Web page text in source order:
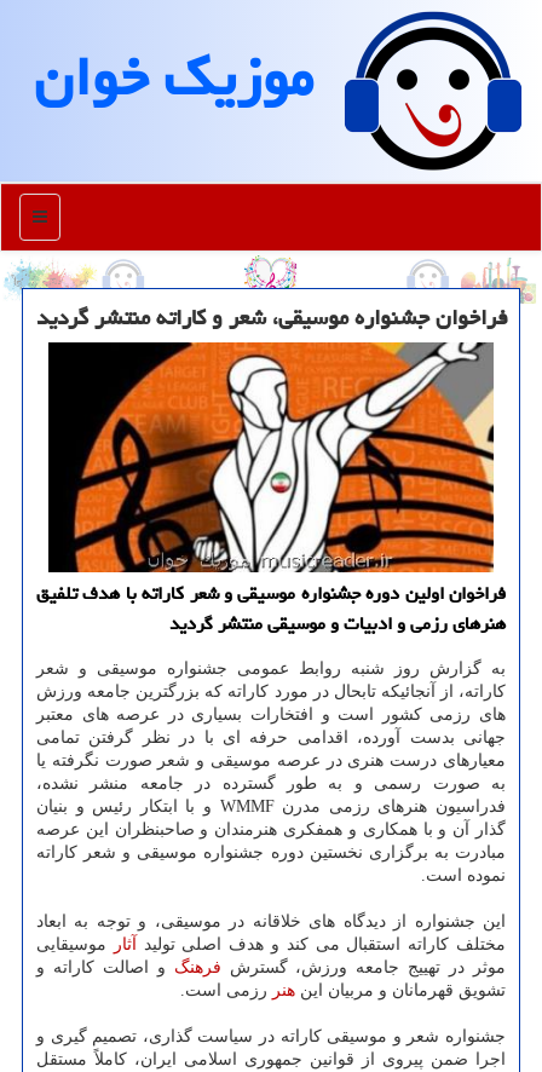
موزیك خوان
منو
فراخوان جشنواره موسیقی، شعر و كاراته منتشر گردید
فراخوان اولین دوره جشنواره موسیقی و شعر كاراته با هدف تلفیق
هنرهای رزمی و ادبیات و موسیقی منتشر گردید
به گزارش روز شنبه روابط عمومی جشنواره موسیقی و شعر
کاراته، از آنجائیکه تابحال در مورد کاراته که بزرگترین جامعه ورزش
های رزمی کشور است و افتخارات بسیاری در عرصه های معتبر
جهانی بدست آورده، اقدامی حرفه ای با در نظر گرفتن تمامی
معیارهای درست هنری در عرصه موسیقی و شعر صورت نگرفته یا
به صورت رسمی و به طور گسترده در جامعه منشر نشده،
فدراسیون هنرهای رزمی مدرن WMMF و با ابتکار رئیس و بنیان
گذار آن و با همکاری و همفکری هنرمندان و صاحبنظران این عرصه
مبادرت به برگزاری نخستین دوره جشنواره موسیقی و شعر کاراته
نموده است.
این جشنواره از دیدگاه های خلاقانه در موسیقی، و توجه به ابعاد
مختلف کاراته استقبال می کند و هدف اصلی تولید
آثار
موسیقایی
موثر در تهییج جامعه ورزش، گسترش فرهنگ و اصالت کاراته و
تشویق قهرمانان و مربیان این هنر رزمی است.
جشنواره شعر و موسیقی کاراته در سیاست گذاری، تصمیم گیری و
اجرا ضمن پیروی از قوانین جمهوری اسلامی ایران، کاملاً مستقل